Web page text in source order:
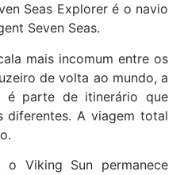
Seas Explorer é o navio
Seven Seas.
mais incomum entre os
de volta ao mundo, a
é parte de itinerário que
diferentes. A viagem total
Viking Sun permanece